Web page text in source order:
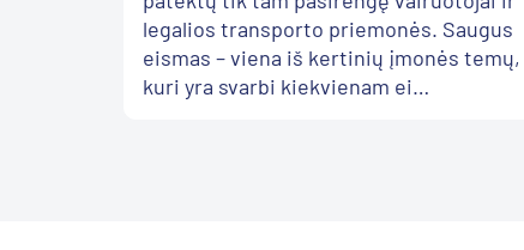
legalios transporto priemonės. Saugus
eismas – viena iš kertinių įmonės temų,
kuri yra svarbi kiekvienam ei…